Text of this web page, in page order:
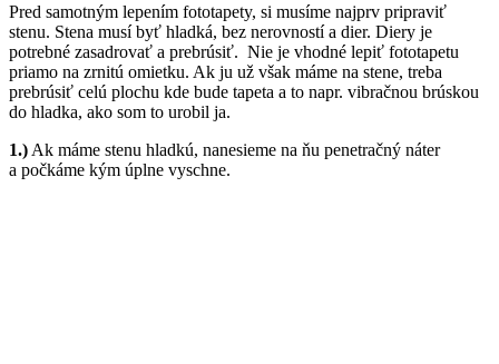
Pred samotným lepením fototapety, si musíme najprv pripraviť
stenu. Stena musí byť hladká, bez nerovností a dier. Diery je
potrebné zasadrovať a prebrúsiť. Nie je vhodné lepiť fototapetu
priamo na zrnitú omietku. Ak ju už však máme na stene, treba
prebrúsiť celú plochu kde bude tapeta a to napr. vibračnou brúskou
do hladka, ako som to urobil ja.
1.) Ak máme stenu hladkú, nanesieme na ňu penetračný náter
a počkáme kým úplne vyschne.